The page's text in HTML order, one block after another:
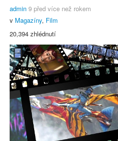
admin 9 před více než rokem
v Magazíny, Film
20,394 zhlédnutí